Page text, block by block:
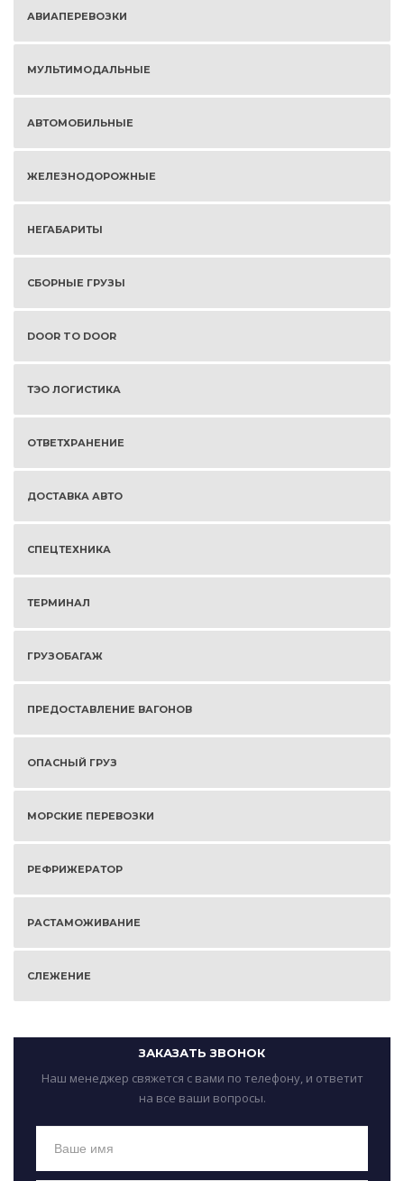
АВИАПЕРЕВОЗКИ
МУЛЬТИМОДАЛЬНЫЕ
АВТОМОБИЛЬНЫЕ
ЖЕЛЕЗНОДОРОЖНЫЕ
НЕГАБАРИТЫ
СБОРНЫЕ ГРУЗЫ
DOOR TO DOOR
ТЭО ЛОГИСТИКА
ОТВЕТХРАНЕНИЕ
ДОСТАВКА АВТО
СПЕЦТЕХНИКА
ТЕРМИНАЛ
ГРУЗОБАГАЖ
ПРЕДОСТАВЛЕНИЕ ВАГОНОВ
ОПАСНЫЙ ГРУЗ
МОРСКИЕ ПЕРЕВОЗКИ
РЕФРИЖЕРАТОР
РАСТАМОЖИВАНИЕ
СЛЕЖЕНИЕ
ЗАКАЗАТЬ ЗВОНОК
Наш менеджер свяжется с вами по телефону, и ответит
на все ваши вопросы.